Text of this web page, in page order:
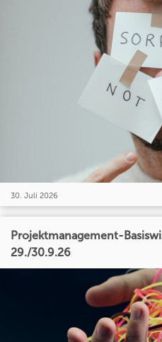
30. Juli 2026
Projektmanagement-
29./30.9.26